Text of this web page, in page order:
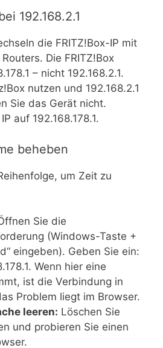
192.168.2.1
die FRITZ!Box-IP mit
Die FRITZ!Box
– nicht 192.168.2.1.
nutzen und 192.168.2.1
Sie das Gerät nicht.
auf 192.168.178.1.
beheben
um Zeit zu
Sie die
(Windows-Taste +
eingeben). Geben Sie ein:
Wenn hier eine
ist die Verbindung in
Problem liegt im Browser.
leeren: Löschen Sie
und probieren Sie einen